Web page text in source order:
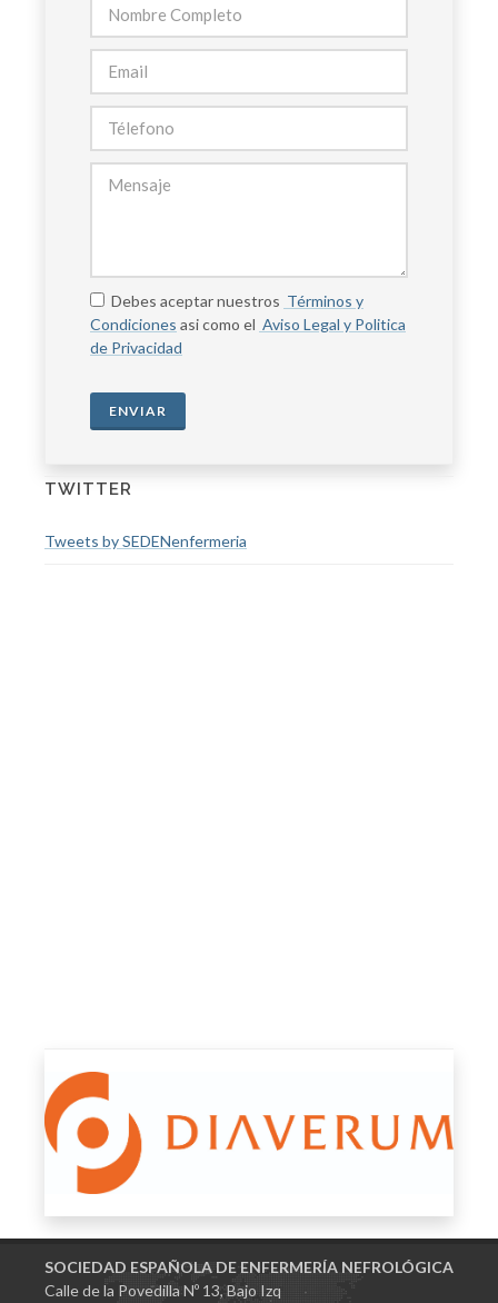
Debes aceptar nuestros Términos y
Condiciones asi como el Aviso Legal y Politica
de Privacidad
ENVIAR
TWITTER
Tweets by SEDENenfermeria
SOCIEDAD ESPAÑOLA DE ENFERMERÍA NEFROLÓGICA
Calle de la Povedilla Nº 13, Bajo Izq